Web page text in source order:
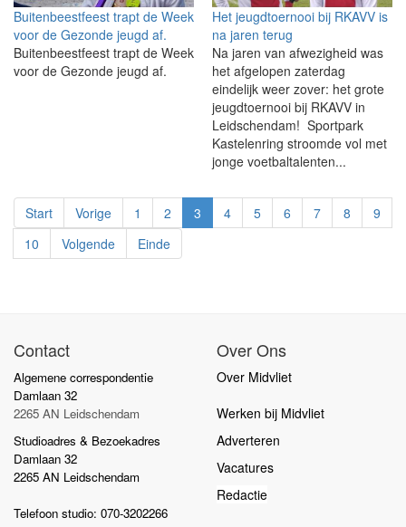
Buitenbeestfeest trapt de Week
voor de Gezonde jeugd af.
Buitenbeestfeest trapt de Week
voor de Gezonde jeugd af.
Het jeugdtoernooi bij RKAVV is
na jaren terug
Na jaren van afwezigheid was
het afgelopen zaterdag
eindelijk weer zover: het grote
jeugdtoernooi bij RKAVV in
Leidschendam! Sportpark
Kastelenring stroomde vol met
jonge voetbaltalenten...
Start Vorige 1 2 3 4 5 6 7 8
9
10
Volgende Einde
Contact
Algemene correspondentie
Damlaan 32
2265 AN Leidschendam
Studioadres & Bezoekadres
Damlaan 32
2265 AN Leidschendam
Telefoon studio: 070-3202266
Over Ons
Over Midvliet
Werken bij Midvliet
Adverteren
Vacatures
Redactie